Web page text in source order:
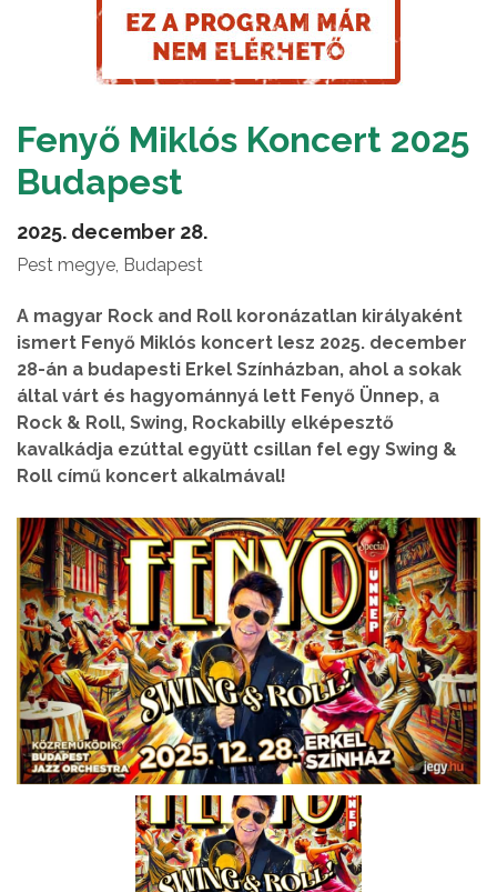
Fenyő Miklós Koncert 2025
Budapest
2025. december 28.
Pest megye, Budapest
A magyar Rock and Roll koronázatlan királyaként
ismert Fenyő Miklós koncert lesz 2025. december
28-án a budapesti Erkel Színházban, ahol a sokak
által várt és hagyománnyá lett Fenyő Ünnep, a
Rock & Roll, Swing, Rockabilly elképesztő
kavalkádja ezúttal együtt csillan fel egy Swing &
Roll című koncert alkalmával!